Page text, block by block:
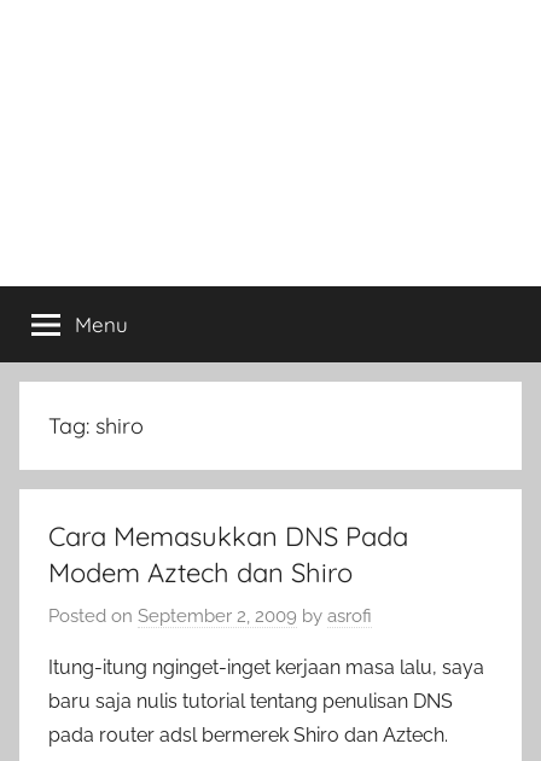
Menu
Tag: shiro
Cara Memasukkan DNS Pada
Modem Aztech dan Shiro
Posted on September 2, 2009 by asrofi
Itung-itung nginget-inget kerjaan masa lalu, saya
baru saja nulis tutorial tentang penulisan DNS
pada router adsl bermerek Shiro dan Aztech.